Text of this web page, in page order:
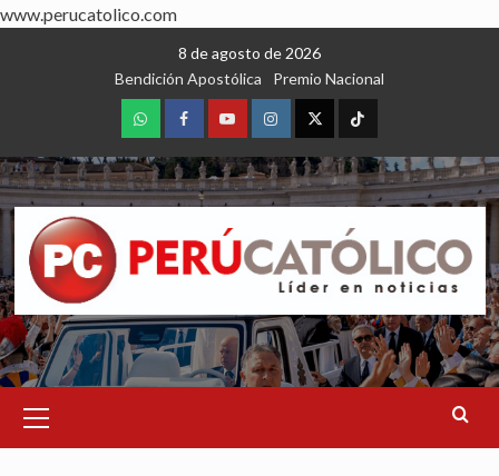
www.perucatolico.com
8 de agosto de 2026
Bendición Apostólica
Premio Nacional
WhatsAppFacebookYoutubeInstagram
X TikTok
Menu